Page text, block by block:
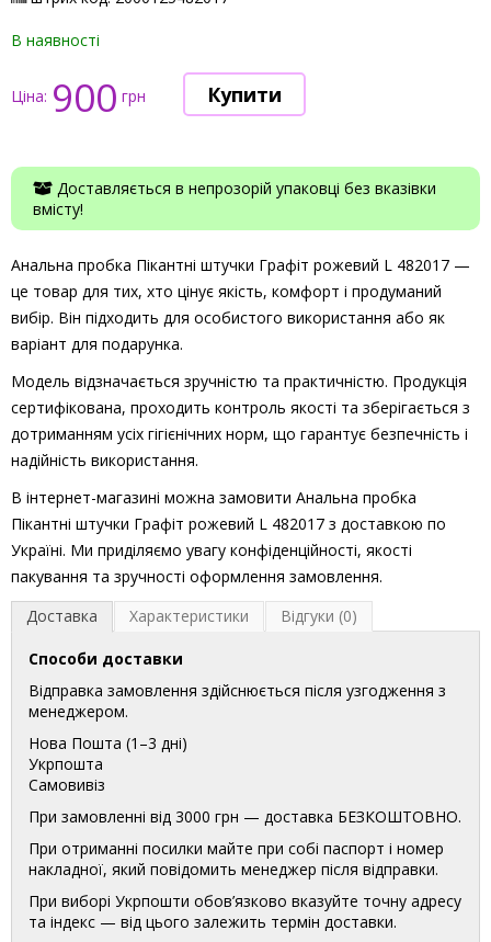
В наявності
Ціна: 900 грн
Доставляється в непрозорій упаковці без вказівки
вмісту!
Анальна пробка Пікантні штучки Графіт рожевий L 482017 —
це товар для тих, хто цінує якість, комфорт і продуманий
вибір. Він підходить для особистого використання або як
варіант для подарунка.
Модель відзначається зручністю та практичністю. Продукція
сертифікована, проходить контроль якості та зберігається з
дотриманням усіх гігієнічних норм, що гарантує безпечність і
надійність використання.
В інтернет-магазині можна замовити Анальна пробка
Пікантні штучки Графіт рожевий L 482017 з доставкою по
Україні. Ми приділяємо увагу конфіденційності, якості
пакування та зручності оформлення замовлення.
Доставка
Характеристики Відгуки (0)
Способи доставки
Відправка замовлення здійснюється після узгодження з
менеджером.
Нова Пошта (1–3 дні)
Укрпошта
Самовивіз
При замовленні від 3000 грн — доставка БЕЗКОШТОВНО.
При отриманні посилки майте при собі паспорт і номер
накладної, який повідомить менеджер після відправки.
При виборі Укрпошти обов’язково вказуйте точну адресу
та індекс — від цього залежить термін доставки.